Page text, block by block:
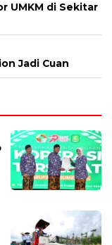
UMKM di Sekitar
Jadi Cuan